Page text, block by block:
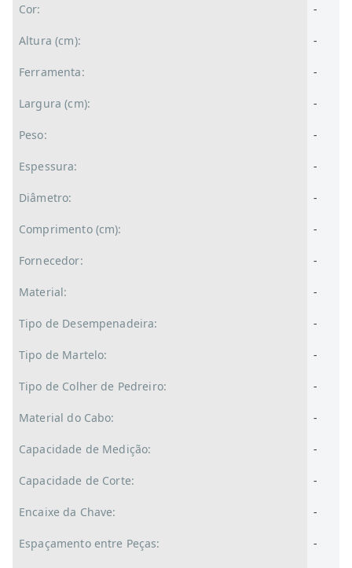
Cor: -
Altura (cm): -
Ferramenta: -
Largura (cm): -
Peso: -
Espessura: -
Diâmetro: -
Comprimento (cm): -
Fornecedor: -
Material: -
Tipo de Desempenadeira: -
Tipo de Martelo: -
Tipo de Colher de Pedreiro: -
Material do Cabo: -
Capacidade de Medição: -
Capacidade de Corte: -
Encaixe da Chave: -
Espaçamento entre Peças: -